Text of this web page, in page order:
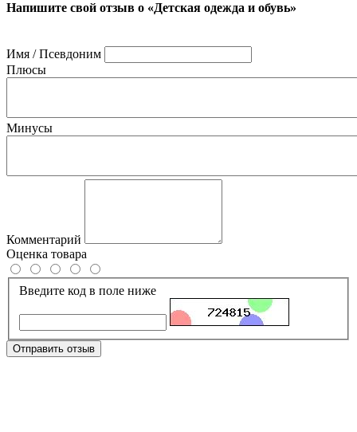
Напишите свой отзыв о «Детская одежда и обувь»
Имя / Псевдоним
Плюсы
Минусы
Комментарий
Оценка товара
Введите код в поле ниже
Отправить отзыв